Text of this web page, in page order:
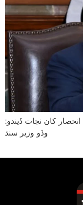
کان نجات ڏيندو:
وڏو وزير سنڌ